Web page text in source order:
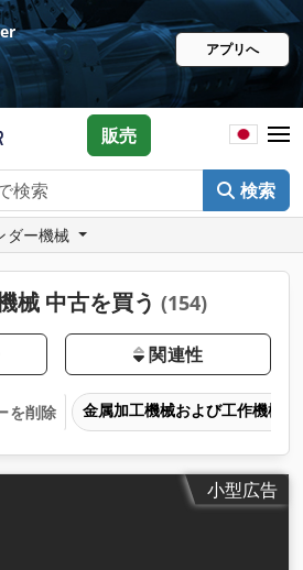
アプリへ
検索
販売
ダー機械
械 中古を買う (154)
関連性
を削除 金属加工機械および工作機械
小型広告